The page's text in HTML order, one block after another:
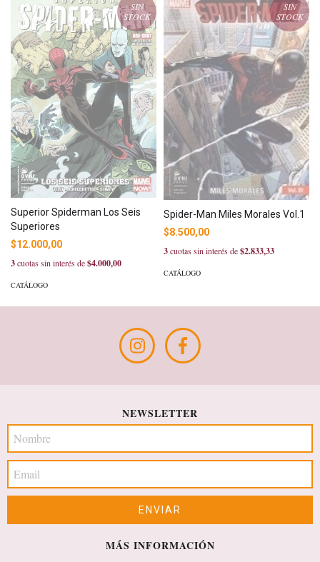
SIN
STOCK
Superior Spiderman Los Seis
Superiores
$12.000,00
3cuotas sin interés de$4.000,00
CATÁLOGO
SIN
STOCK
Spider-Man Miles Morales Vol.1
$8.500,00
3cuotas sin interés de$2.833,33
CATÁLOGO
NEWSLETTER
MÁS INFORMACIÓN